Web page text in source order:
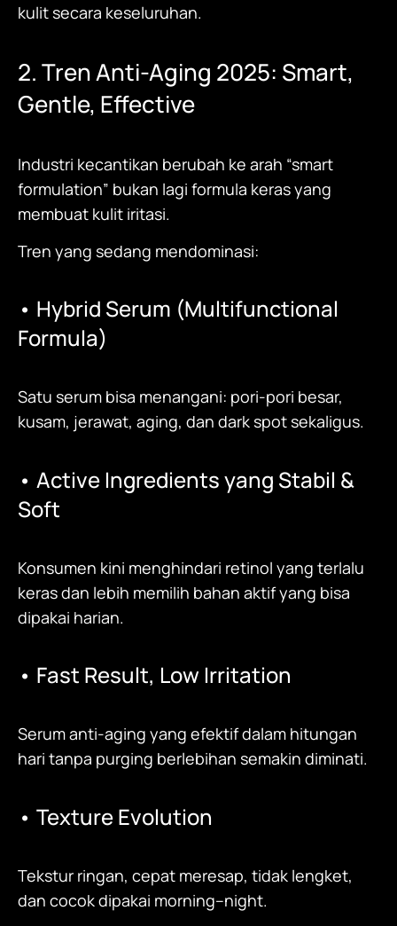
kulit secara keseluruhan.
2. Tren Anti-Aging 2025: Smart,
Gentle, Effective
Industri kecantikan berubah ke arah “smart
formulation” bukan lagi formula keras yang
membuat kulit iritasi.
Tren yang sedang mendominasi:
• Hybrid Serum (Multifunctional
Formula)
Satu serum bisa menangani: pori-pori besar,
kusam, jerawat, aging, dan dark spot sekaligus.
• Active Ingredients yang Stabil &
Soft
Konsumen kini menghindari retinol yang terlalu
keras dan lebih memilih bahan aktif yang bisa
dipakai harian.
• Fast Result, Low Irritation
Serum anti-aging yang efektif dalam hitungan
hari tanpa purging berlebihan semakin diminati.
• Texture Evolution
Tekstur ringan, cepat meresap, tidak lengket,
dan cocok dipakai morning–night.